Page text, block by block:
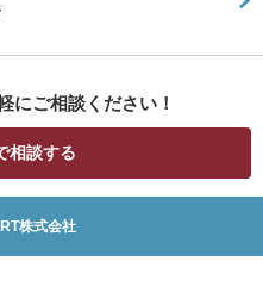
にご相談ください！
相談する
株式会社